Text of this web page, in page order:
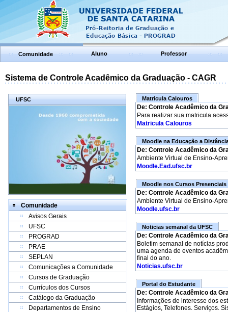
Comunidade Aluno Professor
Sistema de Controle Acadêmico da Graduação - CAGR
UFSC
Comunidade
Avisos Gerais
UFSC
PROGRAD
PRAE
SEPLAN
Comunicações a Comunidade
Cursos de Graduação
Currículos dos Cursos
Catálogo da Graduação
Departamentos de Ensino
Matricula Calouros
De: Controle Acadêmico da
Para realizar sua matricula
Matricula Calouros
Moodle na Educação a
De: Controle Acadêmico da
Ambiente Virtual de Ensino-
Moodle.Ead.ufsc.br
Moodle nos Cursos Presenciais
De: Controle Acadêmico da
Ambiente Virtual de Ensino-
Moodle.ufsc.br
Noticias semanal da UFSC
De: Controle Acadêmico da
Boletim semanal de notícias
uma agenda de eventos
final do ano.
Noticias.ufsc.br
Portal do Estudante
De: Controle Acadêmico da
Informações de interesse dos
Estágios, Telefones. Serviços.